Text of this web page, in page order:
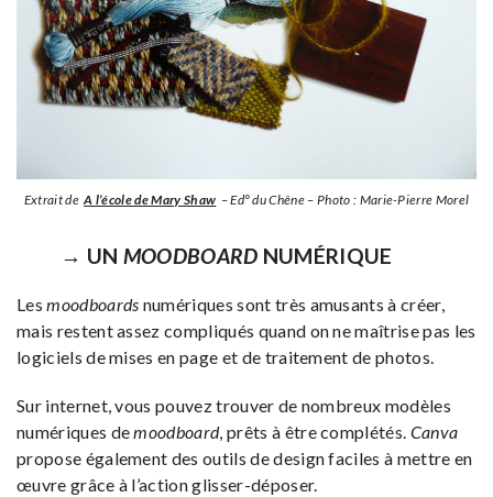
Extrait de A l’école de Mary Shaw – Ed° du Chêne – Photo : Marie-Pierre Morel
→ UN MOODBOARD NUMÉRIQUE
Lesmoodboards numériques sont très amusants à créer,
mais restent assez compliqués quand on ne maîtrise pas les
logiciels de mises en page et de traitement de photos.
Sur internet, vous pouvez trouver de nombreux modèles
numériques demoodboard, prêts à être complétés. Canva
propose également des outils de design faciles à mettre en
œuvre grâce à l’action glisser-déposer.